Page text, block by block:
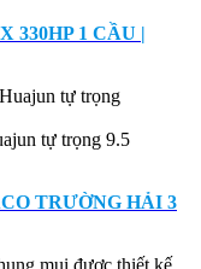
330HP 1 CẦU |
tự trọng 9.5
TRƯỜNG HẢI 3
mui được thiết kế